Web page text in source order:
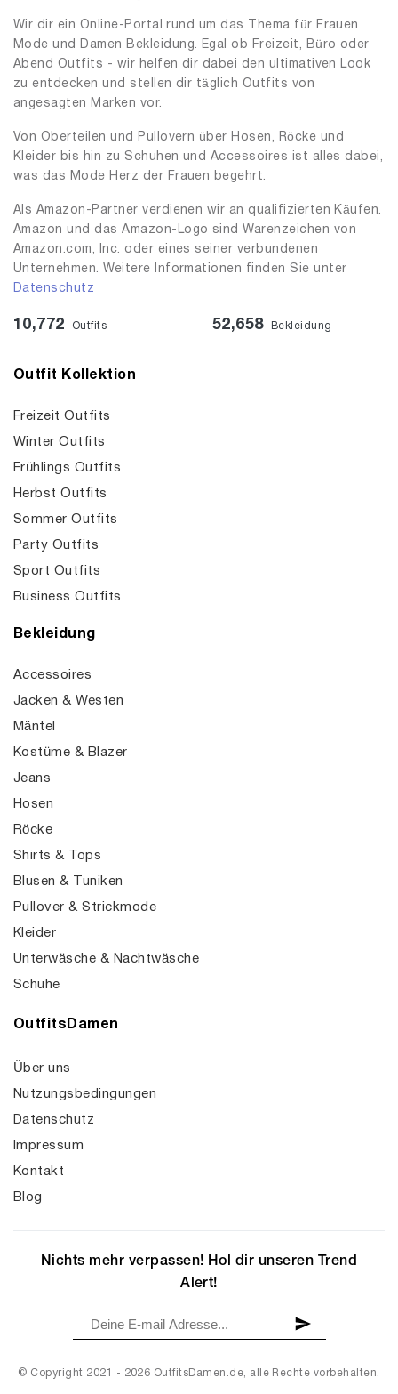
Wir dir ein Online-Portal rund um das Thema für Frauen
Mode und Damen Bekleidung. Egal ob Freizeit, Büro oder
Abend Outfits - wir helfen dir dabei den ultimativen Look
zu entdecken und stellen dir täglich Outfits von
angesagten Marken vor.
Von Oberteilen und Pullovern über Hosen, Röcke und
Kleider bis hin zu Schuhen und Accessoires ist alles dabei,
was das Mode Herz der Frauen begehrt.
Als Amazon-Partner verdienen wir an qualifizierten Käufen.
Amazon und das Amazon-Logo sind Warenzeichen von
Amazon.com, Inc. oder eines seiner verbundenen
Unternehmen. Weitere Informationen finden Sie unter
Datenschutz
10,772 Outfits 52,658 Bekleidung
Outfit Kollektion
Freizeit Outfits
Winter Outfits
Frühlings Outfits
Herbst Outfits
Sommer Outfits
Party Outfits
Sport Outfits
Business Outfits
Bekleidung
Accessoires
Jacken & Westen
Mäntel
Kostüme & Blazer
Jeans
Hosen
Röcke
Shirts & Tops
Blusen & Tuniken
Pullover & Strickmode
Kleider
Unterwäsche & Nachtwäsche
Schuhe
OutfitsDamen
Über uns
Nutzungsbedingungen
Datenschutz
Impressum
Kontakt
Blog
© Copyright 2021 - 2026 OutfitsDamen.de, alle Rechte vorbehalten.
Nichts mehr verpassen! Hol dir unseren Trend
Alert!